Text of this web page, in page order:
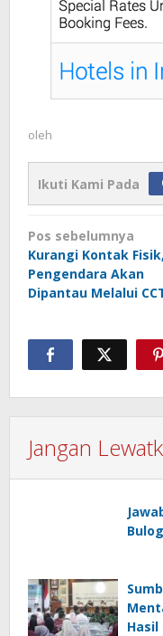
oleh
Ikuti Kami Pada
Navigasi
pos
Pos sebelumnya
Kurangi Kontak Fisik,
Pengendara Akan
Dipantau Melalui
Jangan